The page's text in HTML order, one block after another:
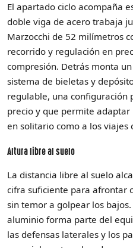
El apartado ciclo acompaña
doble viga de acero trabaja
Marzocchi de 52 milímetros
recorrido y regulación en
compresión. Detrás monta
sistema de bieletas y
regulable, una configuración
precio y que permite
en solitario como a los viajes
Altura libre al suelo
La distancia libre al suelo
cifra suficiente para afrontar
sin temor a golpear los
aluminio forma parte del
las defensas laterales y los